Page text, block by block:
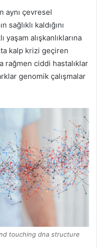
aynı çevresel
sağlıklı kaldığını
yaşam alışkanlıklarına
kalp krizi geçiren
rağmen ciddi hastalıklar
genomik çalışmalar
touching dna structure